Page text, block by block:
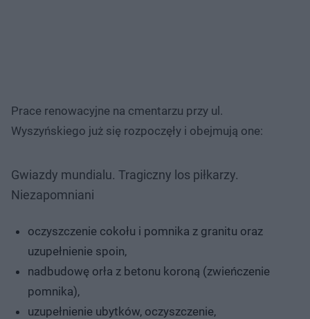
Prace renowacyjne na cmentarzu przy ul.
Wyszyńskiego już się rozpoczęły i obejmują one:
Gwiazdy mundialu. Tragiczny los piłkarzy.
Niezapomniani
oczyszczenie cokołu i pomnika z granitu oraz
uzupełnienie spoin,
nadbudowę orła z betonu koroną (zwieńczenie
pomnika),
uzupełnienie ubytków, oczyszczenie,